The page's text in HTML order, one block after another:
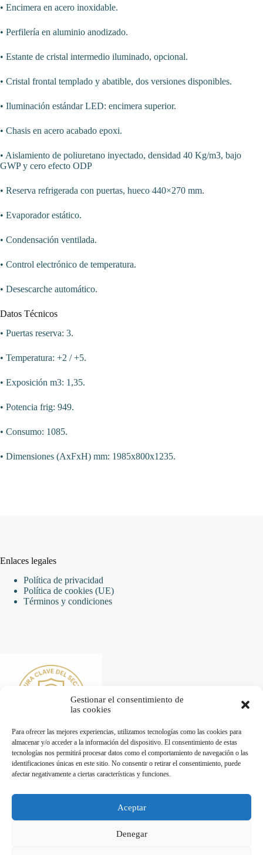
Gestionar el consentimiento de
las cookies
Para ofrecer las mejores experiencias, utilizamos tecnologías como las cookies para
almacenar y/o acceder a la información del dispositivo. El consentimiento de estas
tecnologías nos permitirá procesar datos como el comportamiento de navegación o las
identificaciones únicas en este sitio. No consentir o retirar el consentimiento, puede
afectar negativamente a ciertas características y funciones.
Aceptar
Denegar
• Encimera en acero inoxidable.
• Perfilería en aluminio anodizado.
• Estante de cristal intermedio iluminado, opcional.
• Cristal frontal templado y abatible, dos versiones disponibles.
• Iluminación estándar LED: encimera superior.
• Chasis en acero acabado epoxi.
• Aislamiento de poliuretano inyectado, densidad 40 Kg/m3, bajo
GWP y cero efecto ODP
• Reserva refrigerada con puertas, hueco 440×270 mm.
• Evaporador estático.
• Condensación ventilada.
• Control electrónico de temperatura.
• Desescarche automático.
Datos Técnicos
• Puertas reserva: 3.
• Temperatura: +2 / +5.
• Exposición m3: 1,35.
• Potencia frig: 949.
• Consumo: 1085.
• Dimensiones (AxFxH) mm: 1985x800x1235.
Enlaces legales
Política de privacidad
Política de cookies (UE)
Términos y condiciones